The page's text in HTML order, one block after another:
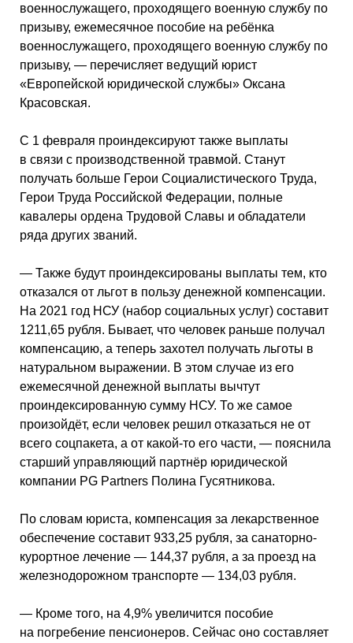
военнослужащего, проходящего военную службу по
призыву, ежемесячное пособие на ребёнка
военнослужащего, проходящего военную службу по
призыву, — перечисляет ведущий юрист
«Европейской юридической службы» Оксана
Красовская.
С 1 февраля проиндексируют также выплаты
в связи с производственной травмой. Станут
получать больше Герои Социалистического Труда,
Герои Труда Российской Федерации, полные
кавалеры ордена Трудовой Славы и обладатели
ряда других званий.
— Также будут проиндексированы выплаты тем, кто
отказался от льгот в пользу денежной компенсации.
На 2021 год НСУ (набор социальных услуг) составит
1211,65 рубля. Бывает, что человек раньше получал
компенсацию, а теперь захотел получать льготы в
натуральном выражении. В этом случае из его
ежемесячной денежной выплаты вычтут
проиндексированную сумму НСУ. То же самое
произойдёт, если человек решил отказаться не от
всего соцпакета, а от какой-то его части, — пояснила
старший управляющий партнёр юридической
компании PG Partners Полина Гусятникова.
По словам юриста, компенсация за лекарственное
обеспечение составит 933,25 рубля, за санаторно-
курортное лечение — 144,37 рубля, а за проезд на
железнодорожном транспорте — 134,03 рубля.
— Кроме того, на 4,9% увеличится пособие
на погребение пенсионеров. Сейчас оно составляет